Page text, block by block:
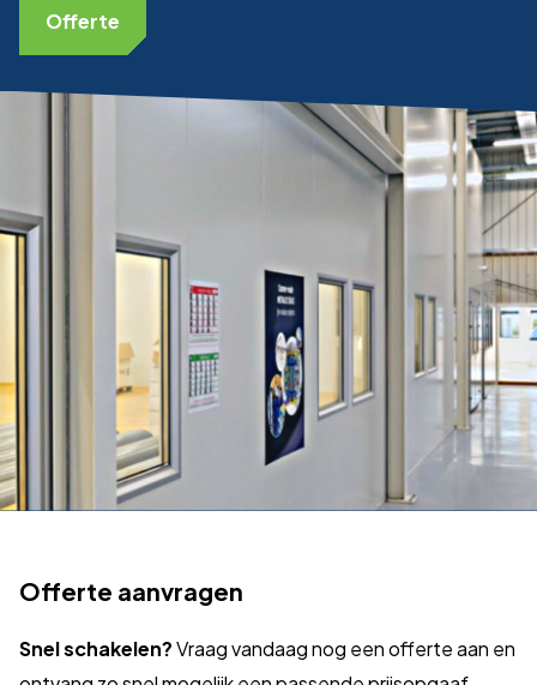
Offerte
Offerte aanvragen
Snel schakelen?Vraag vandaag nog een offerte aan en